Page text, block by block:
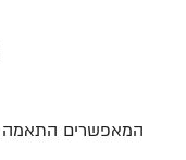
המאפשרים התאמה